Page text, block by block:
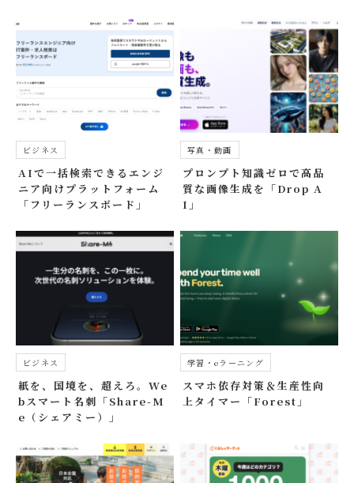
ビジネス
AIで一括検索できるエンジ
ニア向けプラットフォーム
「フリーランスボード」
写真・動画
プロンプト知識ゼロで高品
質な画像生成を「Drop A
I」
ビジネス
紙を、国境を、超えろ。We
bスマート名刺「Share-M
e（シェアミー）」
学習・eラーニング
スマホ依存対策＆生産性向
上タイマー「Forest」